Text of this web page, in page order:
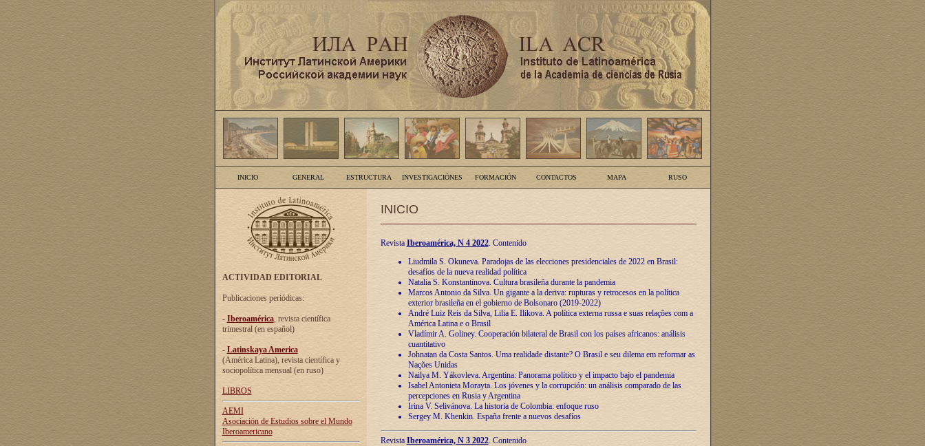
INICIO GENERAL ESTRUCTURA INVESTIGACIÓNES FORMACIÓN CONTACTOS MAPA RUSO
ACTIVIDAD EDITORIAL
Publicaciones periódicas:
- Iberoamérica, revista científica
trimestral (en español)
- Latinskaya America
(América Latina), revista científica y
sociopolítica mensual (en ruso)
LIBROS
AEMI
Asociación de Estudios sobre el Mundo
Iberoamericano
INICIO
Revista Iberoamérica, N 4 2022. Contenido
Liudmila S. Okuneva. Paradojas de las elecciones presidenciales de 2022 en Brasil:
desafíos de la nueva realidad política
Natalia S. Konstantínova. Cultura brasileña durante la pandemia
Marcos Antonio da Silva. Un gigante a la deriva: rupturas y retrocesos en la política
exterior brasileña en el gobierno de Bolsonaro (2019-2022)
André Luiz Reis da Silva, Lilia E. Ilikova. A política externa russa e suas relações com a
América Latina e o Brasil
Vladímir A. Goliney. Cooperación bilateral de Brasil con los países africanos: análisis
cuantitativo
Johnatan da Costa Santos. Uma realidade distante? O Brasil e seu dilema em reformar as
Nações Unidas
Nailya M. Yákovleva. Argentina: Panorama político y el impacto bajo el pandemia
Isabel Antonieta Morayta. Los jóvenes y la corrupción: un análisis comparado de las
percepciones en Rusia y Argentina
Irina V. Selivánova. La historia de Colombia: enfoque ruso
Sergey M. Khenkin. España frente a nuevos desafíos
Revista Iberoamérica, N 3 2022. Contenido